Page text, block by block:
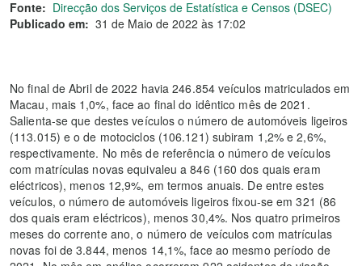
Fonte: Direcção dos Serviços de Estatística e Censos (DSEC)
Publicado em: 31 de Maio de 2022 às 17:02
No final de Abril de 2022 havia 246.854 veículos matriculados em
Macau, mais 1,0%, face ao final do idêntico mês de 2021.
Salienta-se que destes veículos o número de automóveis ligeiros
(113.015) e o de motociclos (106.121) subiram 1,2% e 2,6%,
respectivamente. No mês de referência o número de veículos
com matrículas novas equivaleu a 846 (160 dos quais eram
eléctricos), menos 12,9%, em termos anuais. De entre estes
veículos, o número de automóveis ligeiros fixou-se em 321 (86
dos quais eram eléctricos), menos 30,4%. Nos quatro primeiros
meses do corrente ano, o número de veículos com matrículas
novas foi de 3.844, menos 14,1%, face ao mesmo período de